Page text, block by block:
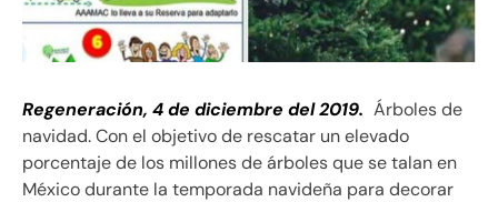
Regeneración, 4 de diciembre del 2019. Árboles de
navidad. Con el objetivo de rescatar un elevado
porcentaje de los millones de árboles que se talan en
México durante la temporada navideña para decorar